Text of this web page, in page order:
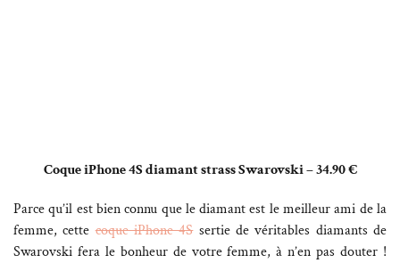
Coque iPhone 4S diamant strass Swarovski – 34.90 €
Parce qu’il est bien connu que le diamant est le meilleur ami de la
femme, cettecoque iPhone 4Ssertie de véritables diamants de
Swarovski fera le bonheur de votre femme, à n’en pas douter !